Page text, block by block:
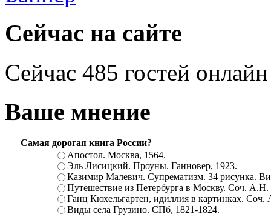
Сейчас на сайте
Сейчас 485 гостей онлайн
Ваше мнение
Самая дорогая книга России?
Апостол. Москва, 1564.
Эль Лисицкий. Проуны. Ганновер, 1923.
Казимир Малевич. Супрематизм. 34 рисунка.
Путешествие из Петербурга в Москву. Соч.
Ганц Кюхельгартен, идиллия в картинках.
Виды села Грузино. СПб, 1821-1824.